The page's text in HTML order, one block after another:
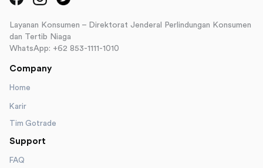
Layanan Konsumen – Direktorat Jenderal Perlindungan Konsumen
dan Tertib Niaga
WhatsApp: +62 853-1111-1010
Company
Home
Karir
Tim Gotrade
Support
FAQ